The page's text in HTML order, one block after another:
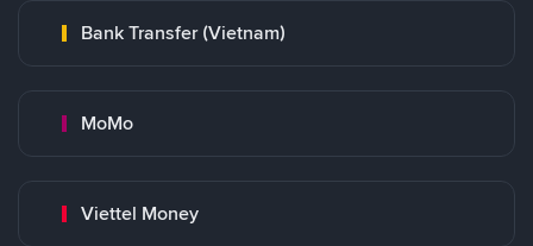
Bank Transfer (Vietnam)
MoMo
Viettel Money